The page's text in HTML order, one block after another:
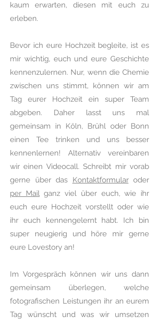
kaum erwarten, diesen mit euch zu
erleben.
Bevor ich eure Hochzeit begleite, ist es
mir wichtig, euch und eure Geschichte
kennenzulernen. Nur, wenn die Chemie
zwischen uns stimmt, können wir am
Tag eurer Hochzeit ein super Team
abgeben. Daher lasst uns mal
gemeinsam in Köln, Brühl oder Bonn
einen Tee trinken und uns besser
kennenlernen! Alternativ vereinbaren
wir einen Videocall. Schreibt mir vorab
gerne über das Kontaktformularoder
per Mailganz viel über euch, wie ihr
euch eure Hochzeit vorstellt oder wie
ihr euch kennengelernt habt. Ich bin
super neugierig und höre mir gerne
eure Lovestory an!
Im Vorgespräch können wir uns dann
gemeinsam überlegen, welche
fotografischen Leistungen ihr an eurem
Tag wünscht und was wir umsetzen